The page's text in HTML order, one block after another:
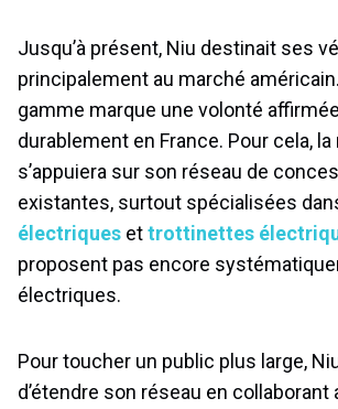
Jusqu’à présent, Niu destinait ses
principalement au marché
gamme marque une volonté
durablement en France. Pour cela, la
s’appuiera sur son réseau de
existantes, surtout spécialisées
électriques ettrottinettes
proposent pas encore
électriques.
Pour toucher un public plus large,
d’étendre son réseau en collaborant